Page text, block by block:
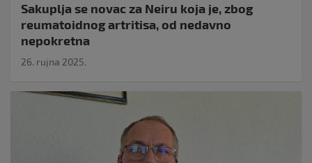
Sakuplja se novac za Neiru koja je, zbog
reumatoidnog artritisa, od nedavno
nepokretna
26. rujna 2025.